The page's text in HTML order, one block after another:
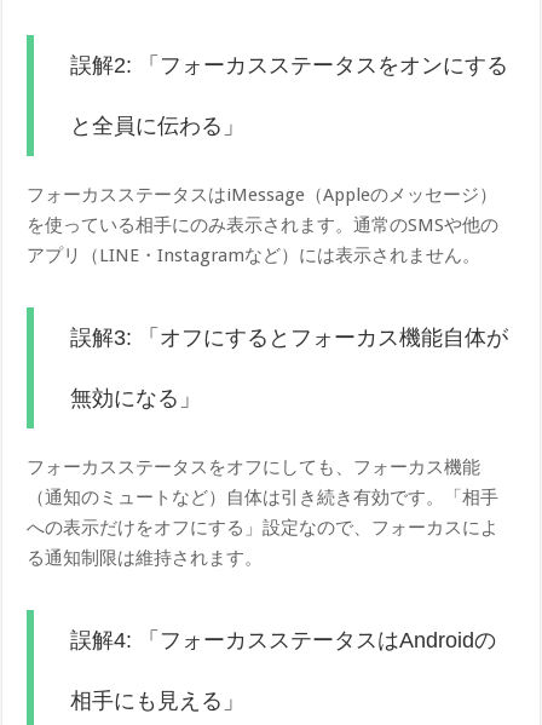
誤解2: 「フォーカスステータスをオンにする
と全員に伝わる」
フォーカスステータスはiMessage（Appleのメッセージ）
を使っている相手にのみ表示されます。通常のSMSや他の
アプリ（LINE・Instagramなど）には表示されません。
誤解3: 「オフにするとフォーカス機能自体が
無効になる」
フォーカスステータスをオフにしても、フォーカス機能
（通知のミュートなど）自体は引き続き有効です。「相手
への表示だけをオフにする」設定なので、フォーカスによ
る通知制限は維持されます。
誤解4: 「フォーカスステータスはAndroidの
相手にも見える」